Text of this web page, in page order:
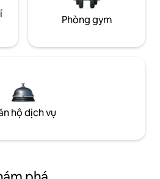
Phòng gym
hộ dịch vụ